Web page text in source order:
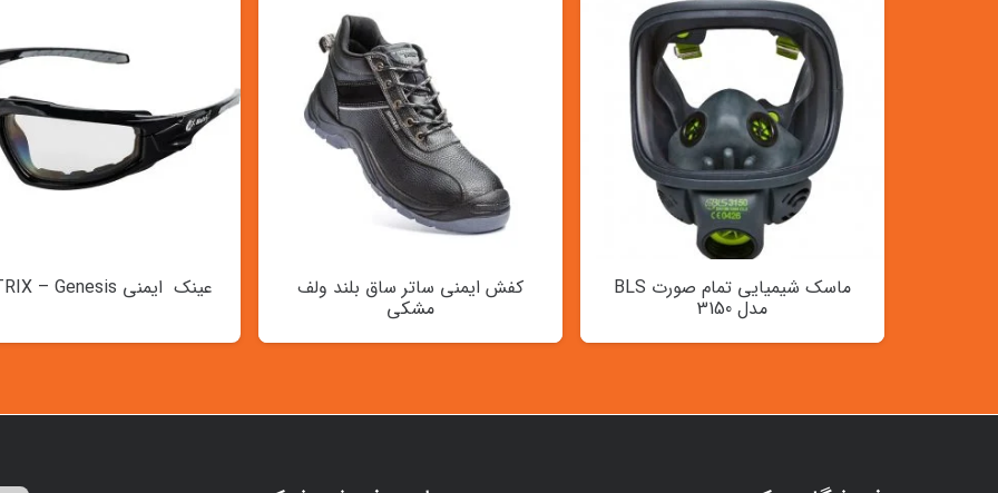
ماسک شیمیایی تمام صورت BLS
مدل 3150
کفش ایمنی ساتر ساق بلند ولف
مشکی
عینک ایمنی MATRIX – Genesis